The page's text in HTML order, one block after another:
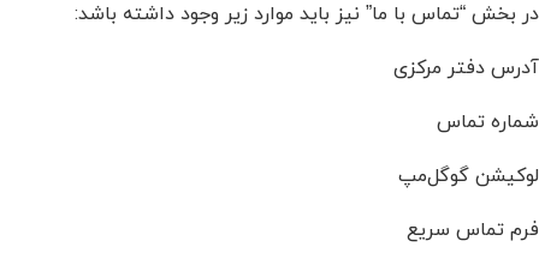
در بخش “تماس با ما” نیز باید موارد زیر وجود داشته باشد:
آدرس دفتر مرکزی
شماره تماس
لوکیشن گوگل‌مپ
فرم تماس سریع